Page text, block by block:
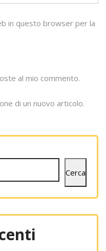
in questo browser per la
al mio commento.
di un nuovo articolo.
Cerca